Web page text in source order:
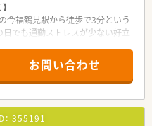
い先輩が指導役につきます。
なって後輩を育てながら、学んだ
間で段階的に学んでいくe-
薬品300品目マスターから始ま
ての知識まで、幅広いカリキュ
。
今福鶴見駅から徒歩で3分という
日でも通勤ストレスが少ない好立
大阪病院から、1日平均100枚
需しており、着実にスキルアップ
を加えた計6名体制となってお
ているため、チームワーク良く
お問い合わせ
355191